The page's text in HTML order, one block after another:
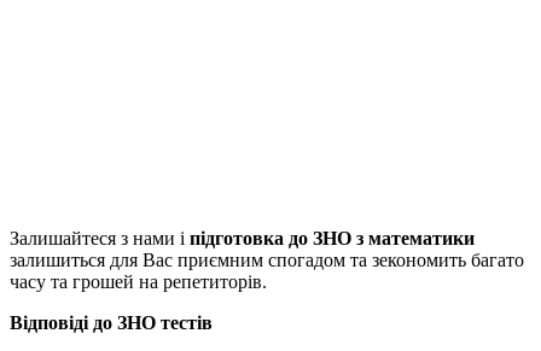
Залишайтеся з нами і підготовка до ЗНО з математики
залишиться для Вас приємним спогадом та зекономить багато
часу та грошей на репетиторів.
Відповіді до ЗНО тестів